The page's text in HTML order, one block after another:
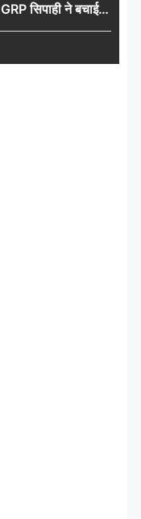
GRP सिपाही ने बचाई
महिला की जान, चलती
हादसा टला; घटना